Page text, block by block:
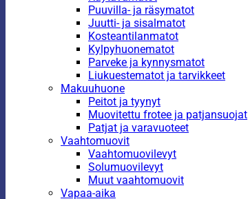
Puuvilla- ja räsymatot
Juutti- ja sisalmatot
Kosteantilanmatot
Kylpyhuonematot
Parveke ja kynnysmatot
Liukuestematot ja tarvikkeet
Makuuhuone
Peitot ja tyynyt
Muovitettu frotee ja patjansuojat
Patjat ja varavuoteet
Vaahtomuovit
Vaahtomuovilevyt
Solumuovilevyt
Muut vaahtomuovit
Vapaa-aika